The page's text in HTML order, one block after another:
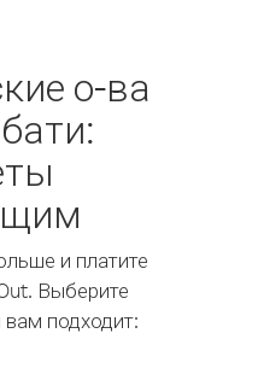
о-ва
и платите
Выберите
подходит: